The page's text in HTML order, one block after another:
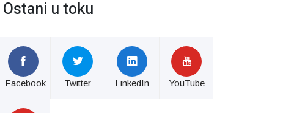
Ostani u toku
Facebook Twitter LinkedIn YouTube